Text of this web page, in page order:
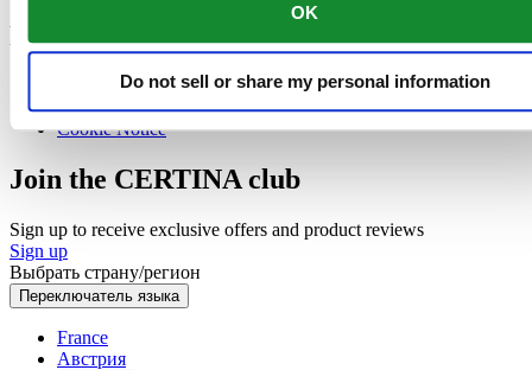
OK
Do not sell or share my personal information
Юридическая информация
Правовая информация
Политика конфиденциальности
Cookie Notice
Join the CERTINA club
Sign up to receive exclusive offers and product reviews
Sign up
Выбрать страну/регион
Переключатель языка
France
Австрия